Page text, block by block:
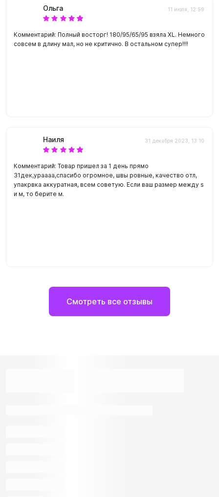
Ольга 11 июля, 12:59
Комментарий: Полный восторг! 180/95/65/95 взяла XL. Немного
совсем в длину мал, но не критично. В остальном супер!!!!
Наиля 31 декабря 2023, 13:10
Комментарий: Товар пришел за 1 день прямо
31дек,ураааа,спасибо огромное, швы ровные, качество отл,
упакрвка аккуратная, всем советую. Если ваш размер между s
и м, то берите м.
Смотреть все отзывы